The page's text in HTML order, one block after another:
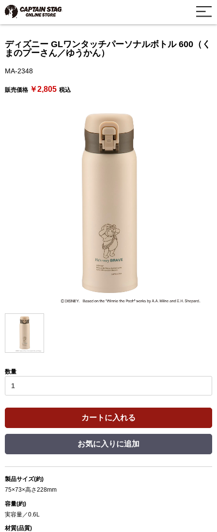
ディズニー GLワンタッチパーソナルボトル 600（く
まのプーさん／ゆうかん）
MA-2348
販売価格 ￥2,805 税込
数量
カートに入れる
お気に入りに追加
製品サイズ(約)
75×73×高さ228mm
容量(約)
実容量／0.6L
材質(品質)